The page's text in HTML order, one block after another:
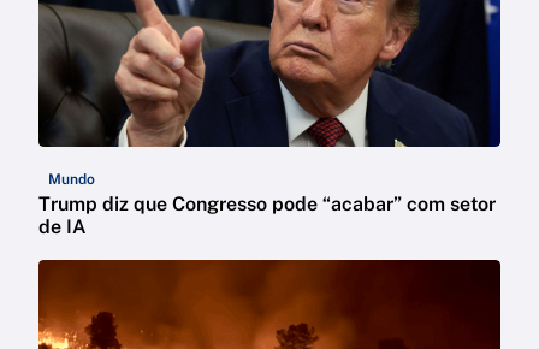
Mundo
Trump diz que Congresso pode “acabar” com setor
de IA